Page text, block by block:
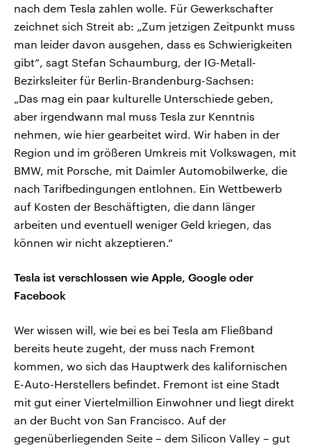
nach dem Tesla zahlen wolle. Für Gewerkschafter
zeichnet sich Streit ab: „Zum jetzigen Zeitpunkt muss
man leider davon ausgehen, dass es Schwierigkeiten
gibt“, sagt Stefan Schaumburg, der IG-Metall-
Bezirksleiter für Berlin-Brandenburg-Sachsen:
„Das mag ein paar kulturelle Unterschiede geben,
aber irgendwann mal muss Tesla zur Kenntnis
nehmen, wie hier gearbeitet wird. Wir haben in der
Region und im größeren Umkreis mit Volkswagen, mit
BMW, mit Porsche, mit Daimler Automobilwerke, die
nach Tarifbedingungen entlohnen. Ein Wettbewerb
auf Kosten der Beschäftigten, die dann länger
arbeiten und eventuell weniger Geld kriegen, das
können wir nicht akzeptieren.“
Tesla ist verschlossen wie Apple, Google oder
Facebook
Wer wissen will, wie bei es bei Tesla am Fließband
bereits heute zugeht, der muss nach Fremont
kommen, wo sich das Hauptwerk des kalifornischen
E-Auto-Herstellers befindet. Fremont ist eine Stadt
mit gut einer Viertelmillion Einwohner und liegt direkt
an der Bucht von San Francisco. Auf der
gegenüberliegenden Seite – dem Silicon Valley – gut